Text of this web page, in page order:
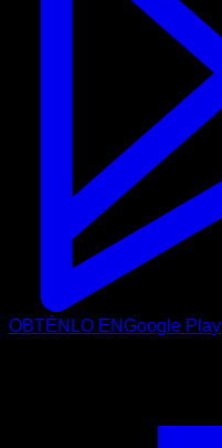
OBTÉNLO ENGoogle Play